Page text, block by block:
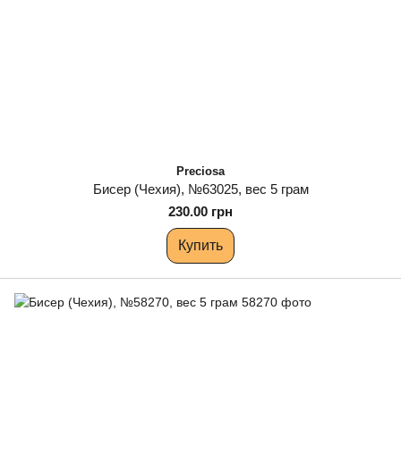
Preciosa
Бисер (Чехия), №63025, вес 5 грам
230.00 грн
Купить